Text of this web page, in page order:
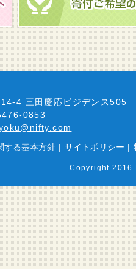
4 三田慶応ビジデンス505
0853
する基本方針 | サイトポリシー |
Copyright 2016